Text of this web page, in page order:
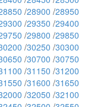
/28900 /28950
/29350 /29400
/29800 /29850
/30250 /30300
/30700 /30750
/31150 /31200
/31600 /31650
/32050 /32100